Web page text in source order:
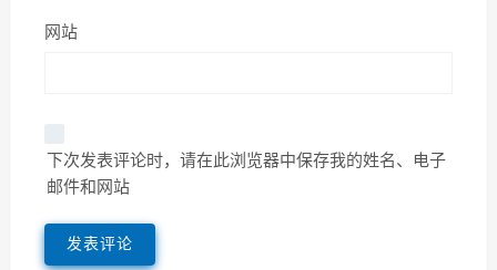
网站
下次发表评论时，请在此浏览器中保存我的姓名、电子
邮件和网站